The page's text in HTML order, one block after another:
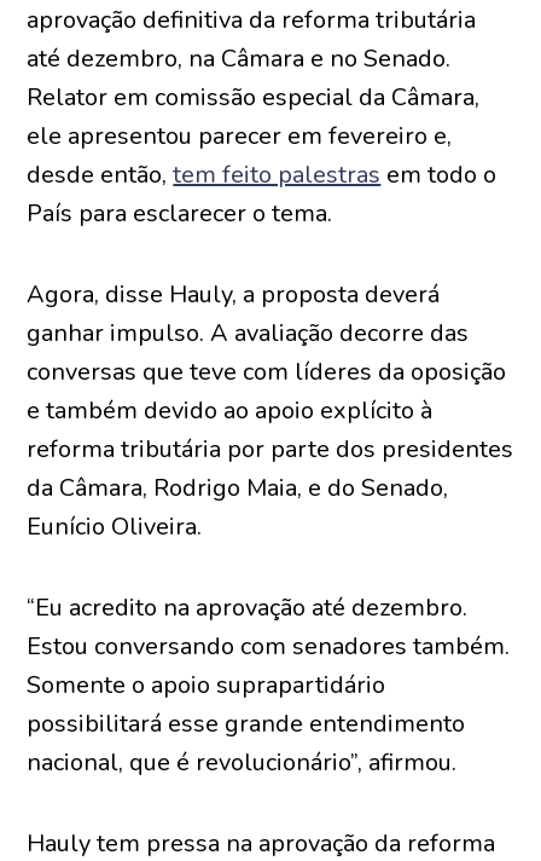
aprovação definitiva da reforma tributária
até dezembro, na Câmara e no Senado.
Relator em comissão especial da Câmara,
ele apresentou parecer em fevereiro e,
desde então,tem feito palestras em todo o
País para esclarecer o tema.
Agora, disse Hauly, a proposta deverá
ganhar impulso. A avaliação decorre das
conversas que teve com líderes da oposição
e também devido ao apoio explícito à
reforma tributária por parte dos presidentes
da Câmara, Rodrigo Maia, e do Senado,
Eunício Oliveira.
“Eu acredito na aprovação até dezembro.
Estou conversando com senadores também.
Somente o apoio suprapartidário
possibilitará esse grande entendimento
nacional, que é revolucionário”, afirmou.
Hauly tem pressa na aprovação da reforma